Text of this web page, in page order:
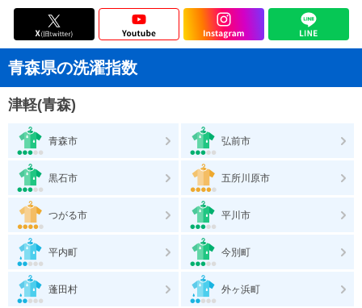
青森県の洗濯指数
津軽(青森)
青森市 弘前市
黒石市 五所川原市
つがる市 平川市
平内町 今別町
蓬田村 外ヶ浜町